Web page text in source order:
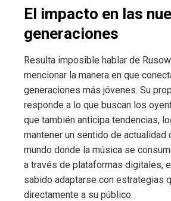
El impacto en las
generaciones
Resulta imposible hablar de
mencionar la manera en que
generaciones más jóvenes. Su
responde a lo que buscan los
que también anticipa tendencias,
mantener un sentido de actualidad
mundo donde la música se
a través de plataformas digitales,
sabido adaptarse con estrategias
directamente a su público.